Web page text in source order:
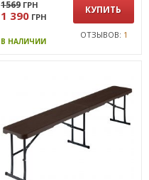
1569 ГРН
1 390 ГРН
КУПИТЬ
В НАЛИЧИИ
ОТЗЫВОВ: 1